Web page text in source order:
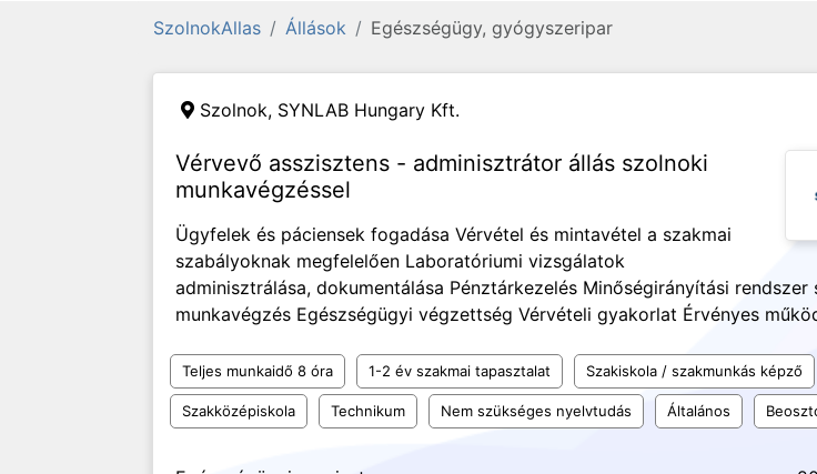
SzolnokAllas Állások Egészségügy, gyógyszeripar
Szolnok, SYNLAB Hungary Kft.
Vérvevő asszisztens - adminisztrátor állás szolnoki
munkavégzéssel
Ügyfelek és páciensek fogadása Vérvétel és mintavétel a szakmai
szabályoknak megfelelően Laboratóriumi vizsgálatok
adminisztrálása, dokumentálása Pénztárkezelés Minőségirányítási rendszer
munkavégzés Egészségügyi végzettség Vérvételi gyakorlat Érvényes
Teljes munkaidő 8 óra 1-2 év szakmai tapasztalat Szakiskola / szakmunkás képző
Szakközépiskola Technikum Nem szükséges nyelvtudás Általános